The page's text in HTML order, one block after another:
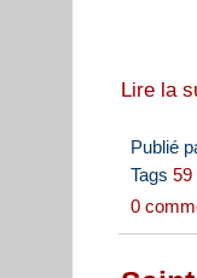
Lire la
Publié
Tags 59
0